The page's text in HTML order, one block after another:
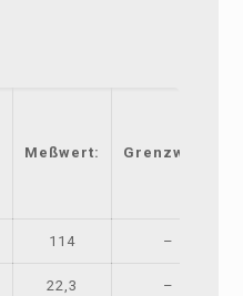
Meßwert: Grenzwert:
114 –
22,3 –